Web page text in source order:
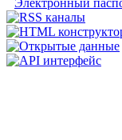
Электронный